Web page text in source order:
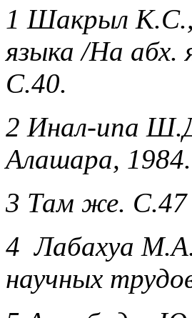
1 Шакрыл К.С.,
языка /На абх.
С.40.
2 Инал-ипа
Алашара,
3 Там же. С.47
4 Лабахуа М.А.
научных